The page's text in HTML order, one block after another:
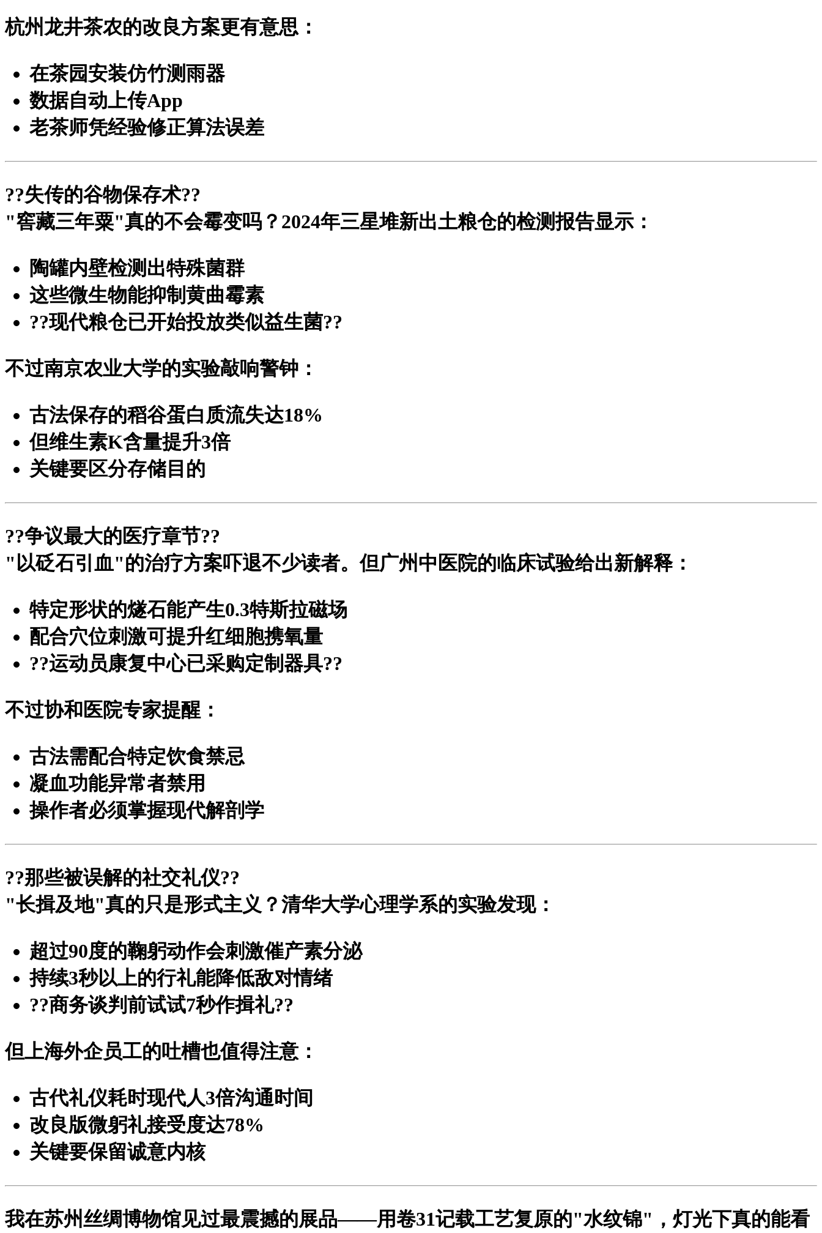
杭州龙井茶农的改良方案更有意思：
在茶园安装仿竹测雨器
数据自动上传App
老茶师凭经验修正算法误差
??失传的谷物保存术??
"窖藏三年粟"真的不会霉变吗？2024年三星堆新出土粮仓的检测报告显示：
陶罐内壁检测出特殊菌群
这些微生物能抑制黄曲霉素
??现代粮仓已开始投放类似益生菌??
不过南京农业大学的实验敲响警钟：
古法保存的稻谷蛋白质流失达18%
但维生素K含量提升3倍
关键要区分存储目的
??争议最大的医疗章节??
"以砭石引血"的治疗方案吓退不少读者。但广州中医院的临床试验给出新解释：
特定形状的燧石能产生0.3特斯拉磁场
配合穴位刺激可提升红细胞携氧量
??运动员康复中心已采购定制器具??
不过协和医院专家提醒：
古法需配合特定饮食禁忌
凝血功能异常者禁用
操作者必须掌握现代解剖学
??那些被误解的社交礼仪??
"长揖及地"真的只是形式主义？清华大学心理学系的实验发现：
超过90度的鞠躬动作会刺激催产素分泌
持续3秒以上的行礼能降低敌对情绪
??商务谈判前试试7秒作揖礼??
但上海外企员工的吐槽也值得注意：
古代礼仪耗时现代人3倍沟通时间
改良版微躬礼接受度达78%
关键要保留诚意内核
我在苏州丝绸博物馆见过最震撼的展品——用卷31记载工艺复原的"水纹锦"，灯光下真的能看